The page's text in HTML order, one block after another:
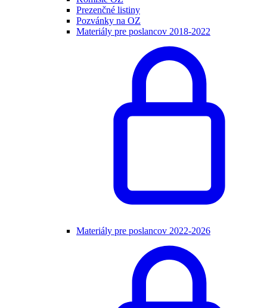
Prezenčné listiny
Pozvánky na OZ
Materiály pre poslancov 2018-2022
Materiály pre poslancov 2022-2026